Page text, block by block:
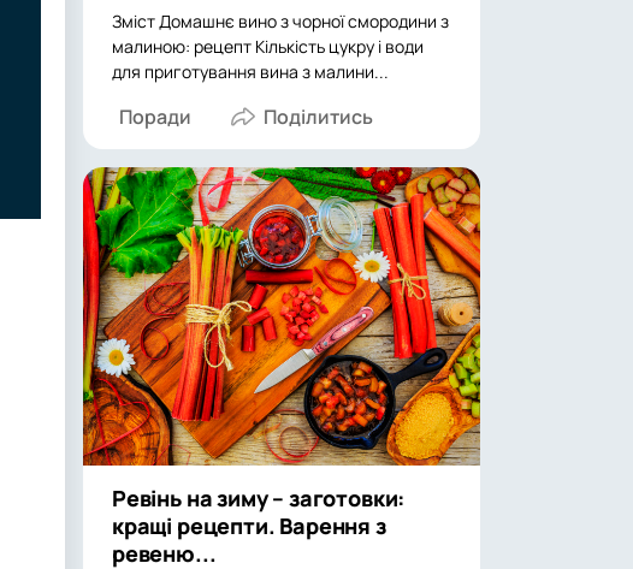
Зміст Домашнє вино з чорної смородини з
малиною: рецепт Кількість цукру і води
для приготування вина з малини...
Поради
Ревінь на зиму – заготовки:
кращі рецепти. Варення з
ревеню...